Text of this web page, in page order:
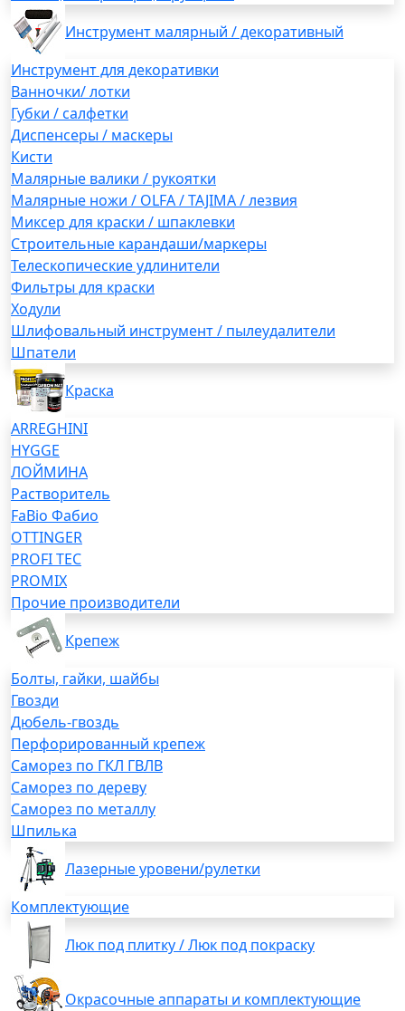
Инструмент малярный / декоративный
Инструмент для декоративки
Ванночки/ лотки
Губки / салфетки
Диспенсеры / маскеры
Кисти
Малярные валики / рукоятки
Малярные ножи / OLFA / TAJIMA / лезвия
Миксер для краски / шпаклевки
Строительные карандаши/маркеры
Телескопические удлинители
Фильтры для краски
Ходули
Шлифовальный инструмент / пылеудалители
Шпатели
Краска
ARREGHINI
HYGGE
ЛОЙМИНА
Растворитель
FaBio Фабио
OTTINGER
PROFI TEC
PROMIX
Прочие производители
Крепеж
Болты, гайки, шайбы
Гвозди
Дюбель-гвоздь
Перфорированный крепеж
Саморез по ГКЛ ГВЛВ
Саморез по дереву
Саморез по металлу
Шпилька
Лазерные уровени/рулетки
Комплектующие
Люк под плитку / Люк под покраску
Окрасочные аппараты и комплектующие